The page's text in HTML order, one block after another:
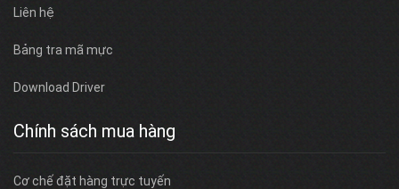
Liên hệ
Bảng tra mã mực
Download Driver
Chính sách mua hàng
Cơ chế đặt hàng trực tuyến